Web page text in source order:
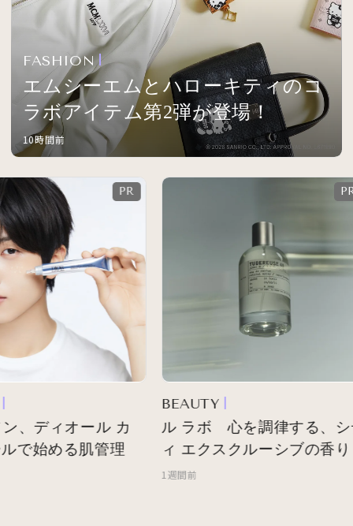
FASHION
エムシーエムとハローキティのコ
ラボアイテム第2弾が登場！
10時間前
、ディオール カ
で始める肌管理
BEAUTY
ル ラボ 心を調律する、シ
ィ エクスクルーシブの香り
1週間前